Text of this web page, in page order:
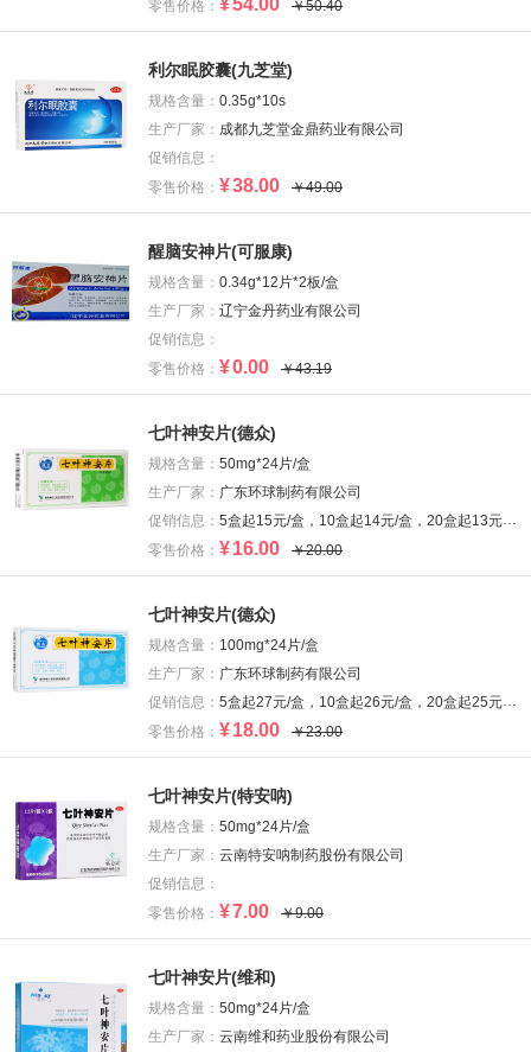
零售价格： ¥54.00 ￥50.40
利尔眠胶囊(九芝堂)
规格含量： 0.35g*10s
生产厂家： 成都九芝堂金鼎药业有限公司
促销信息：
零售价格： ¥38.00 ￥49.00
醒脑安神片(可服康)
规格含量： 0.34g*12片*2板/盒
生产厂家： 辽宁金丹药业有限公司
促销信息：
零售价格： ¥0.00 ￥43.19
七叶神安片(德众)
规格含量： 50mg*24片/盒
生产厂家： 广东环球制药有限公司
促销信息： 5盒起15元/盒，10盒起14元/盒，20盒起13元/盒
零售价格： ¥16.00 ￥20.00
七叶神安片(德众)
规格含量： 100mg*24片/盒
生产厂家： 广东环球制药有限公司
促销信息： 5盒起27元/盒，10盒起26元/盒，20盒起25元/盒
零售价格： ¥18.00 ￥23.00
七叶神安片(特安呐)
规格含量： 50mg*24片/盒
生产厂家： 云南特安呐制药股份有限公司
促销信息：
零售价格： ¥7.00 ￥9.00
七叶神安片(维和)
规格含量： 50mg*24片/盒
生产厂家： 云南维和药业股份有限公司